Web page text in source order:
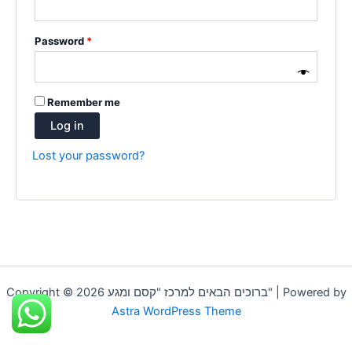
Password *
Remember me
Log in
Lost your password?
Copyright © 2026 ברוכים הבאים למרכז "קסם ומגע" | Powered by
Astra WordPress Theme